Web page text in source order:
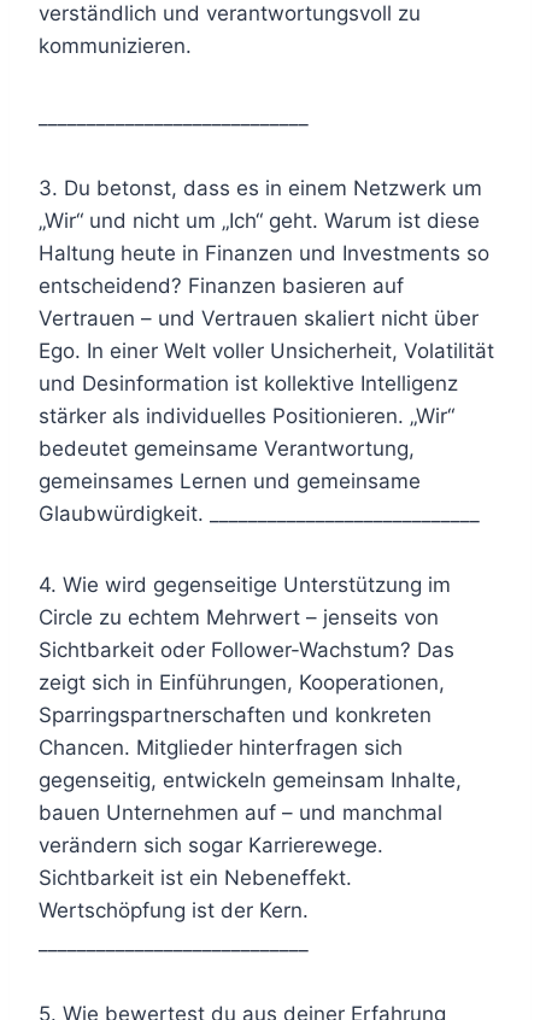
verständlich und verantwortungsvoll zu
kommunizieren.
3. Du betonst, dass es in einem Netzwerk um
„Wir“ und nicht um „Ich“ geht. Warum ist diese
Haltung heute in Finanzen und Investments so
entscheidend? Finanzen basieren auf
Vertrauen – und Vertrauen skaliert nicht über
Ego. In einer Welt voller Unsicherheit, Volatilität
und Desinformation ist kollektive Intelligenz
stärker als individuelles Positionieren. „Wir“
bedeutet gemeinsame Verantwortung,
gemeinsames Lernen und gemeinsame
Glaubwürdigkeit. ____________________________
4. Wie wird gegenseitige Unterstützung im
Circle zu echtem Mehrwert – jenseits von
Sichtbarkeit oder Follower-Wachstum? Das
zeigt sich in Einführungen, Kooperationen,
Sparringspartnerschaften und konkreten
Chancen. Mitglieder hinterfragen sich
gegenseitig, entwickeln gemeinsam Inhalte,
bauen Unternehmen auf – und manchmal
verändern sich sogar Karrierewege.
Sichtbarkeit ist ein Nebeneffekt.
Wertschöpfung ist der Kern.
5. Wie bewertest du aus deiner Erfahrung